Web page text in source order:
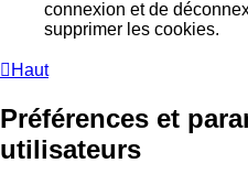
connexion et de
supprimer les cookies.
Haut
Préférences et
utilisateurs